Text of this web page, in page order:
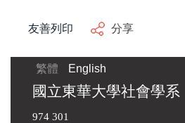
友善列印 分享
繁體 English
國立東華大學社會學系
974 301